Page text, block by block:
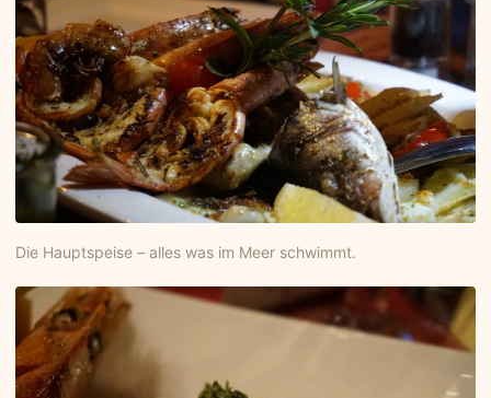
Die Hauptspeise – alles was im Meer schwimmt.